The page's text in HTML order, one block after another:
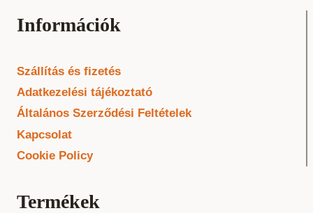
Információk
Szállítás és fizetés
Adatkezelési tájékoztató
Általános Szerződési Feltételek
Kapcsolat
Cookie Policy
Termékek